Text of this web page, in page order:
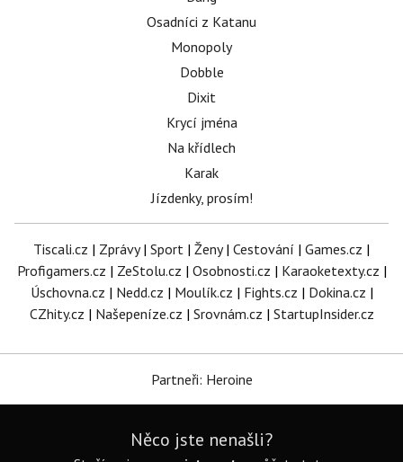
Osadníci z Katanu
Monopoly
Dobble
Dixit
Krycí jména
Na křídlech
Karak
Jízdenky, prosím!
Tiscali.cz | Zprávy| Sport | Ženy| Cestování | Games.cz |
Profigamers.cz | ZeStolu.cz | Osobnosti.cz | Karaoketexty.cz |
Úschovna.cz | Nedd.cz | Moulík.cz | Fights.cz | Dokina.cz |
CZhity.cz | Našepeníze.cz | Srovnám.cz | StartupInsider.cz
Partneři: Heroine
Něco jste nenašli?